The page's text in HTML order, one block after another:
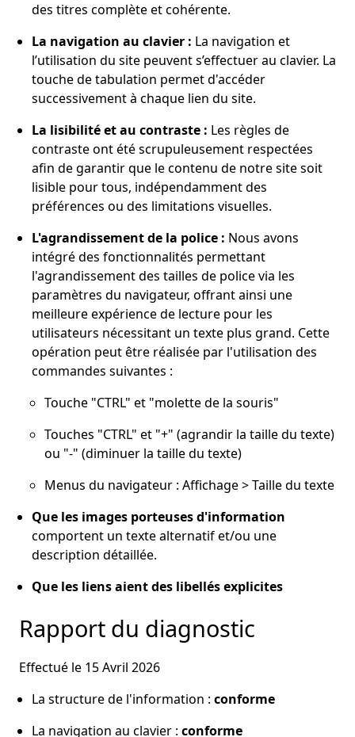
des titres complète et cohérente.
La navigation au clavier : La navigation et
l’utilisation du site peuvent s’effectuer au clavier. La
touche de tabulation permet d'accéder
successivement à chaque lien du site.
La lisibilité et au contraste : Les règles de
contraste ont été scrupuleusement respectées
afin de garantir que le contenu de notre site soit
lisible pour tous, indépendamment des
préférences ou des limitations visuelles.
L'agrandissement de la police : Nous avons
intégré des fonctionnalités permettant
l'agrandissement des tailles de police via les
paramètres du navigateur, offrant ainsi une
meilleure expérience de lecture pour les
utilisateurs nécessitant un texte plus grand. Cette
opération peut être réalisée par l'utilisation des
commandes suivantes :
Touche "CTRL" et "molette de la souris"
Touches "CTRL" et "+" (agrandir la taille du texte)
ou "-" (diminuer la taille du texte)
Menus du navigateur : Affichage > Taille du texte
Que les images porteuses d'information
comportent un texte alternatif et/ou une
description détaillée.
Que les liens aient des libellés explicites
Rapport du diagnostic
Effectué le 15 Avril 2026
La structure de l'information : conforme
La navigation au clavier : conforme